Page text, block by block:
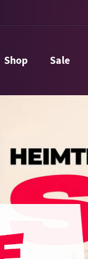
Shop Sale